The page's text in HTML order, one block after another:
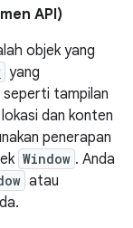
API)
objek yang
yang
seperti tampilan
dan konten
penerapan
Window . Anda
atau